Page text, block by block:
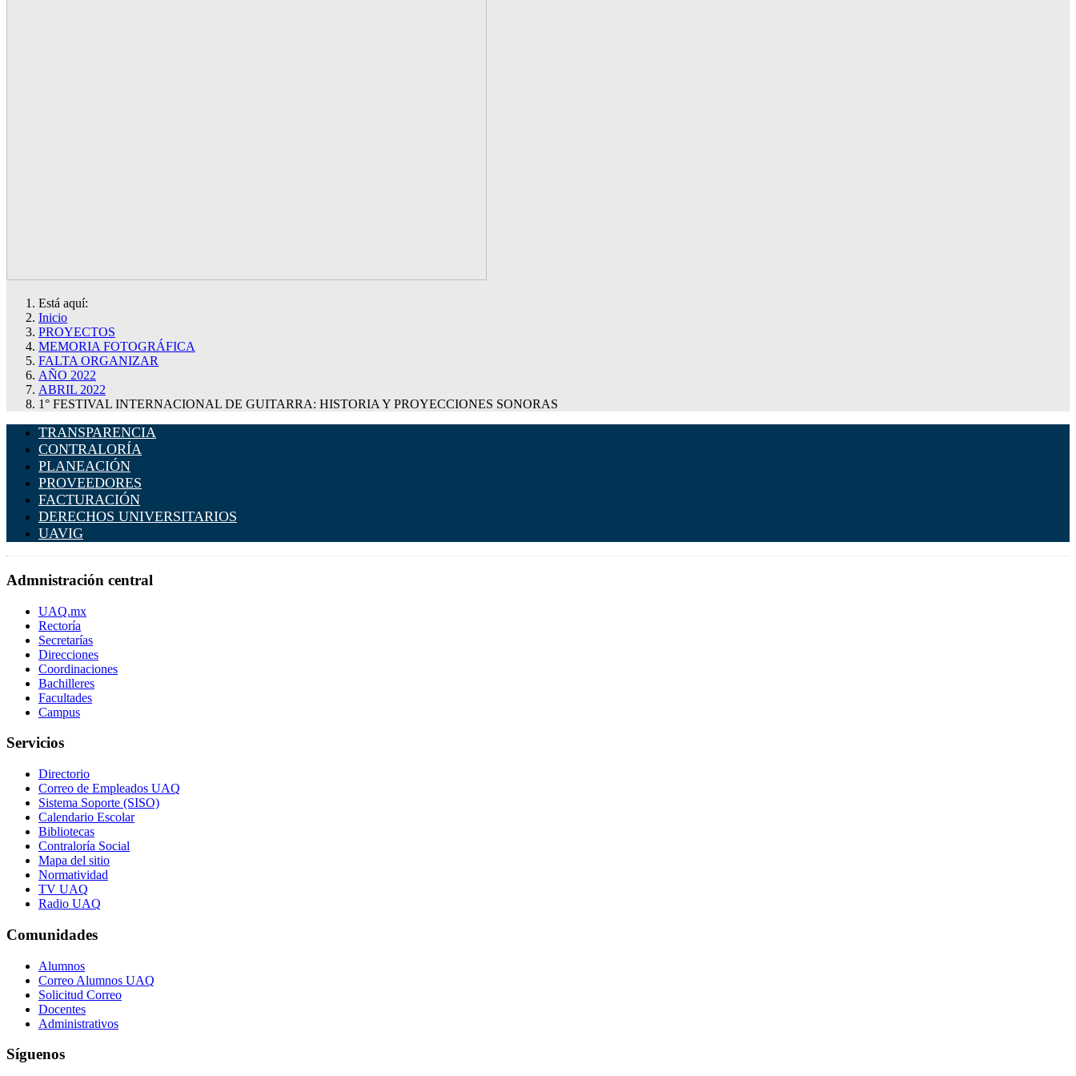
Está aquí:
Inicio
PROYECTOS
MEMORIA FOTOGRÁFICA
FALTA ORGANIZAR
AÑO 2022
ABRIL 2022
1° FESTIVAL INTERNACIONAL DE GUITARRA: HISTORIA Y PROYECCIONES SONORAS
TRANSPARENCIA
CONTRALORÍA
PLANEACIÓN
PROVEEDORES
FACTURACIÓN
DERECHOS UNIVERSITARIOS
UAVIG
Admnistración central
UAQ.mx
Rectoría
Secretarías
Direcciones
Coordinaciones
Bachilleres
Facultades
Campus
Servicios
Directorio
Correo de Empleados UAQ
Sistema Soporte (SISO)
Calendario Escolar
Bibliotecas
Contraloría Social
Mapa del sitio
Normatividad
TV UAQ
Radio UAQ
Comunidades
Alumnos
Correo Alumnos UAQ
Solicitud Correo
Docentes
Administrativos
Síguenos